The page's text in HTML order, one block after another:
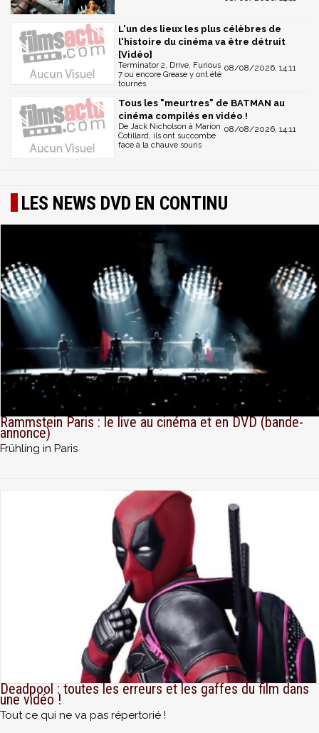
L'un des lieux les plus célèbres de
l'histoire du cinéma va être détruit
[Vidéo]
08/08/2026, 14:11
Terminator 2, Drive, Furious
7 ou encore Grease y ont été
tournés
Tous les "meurtres" de BATMAN au
cinéma compilés en vidéo !
08/08/2026, 14:11
De Jack Nicholson à Marion
Cotillard, ils ont succombé
face à la chauve souris
LES NEWS DVD EN CONTINU
Rammstein Paris : le live au cinéma et en DVD (bande-
annonce)
Frühling in Paris
Deadpool : toutes les erreurs et les gaffes du film dans
une vidéo !
Tout ce qui ne va pas répertorié !